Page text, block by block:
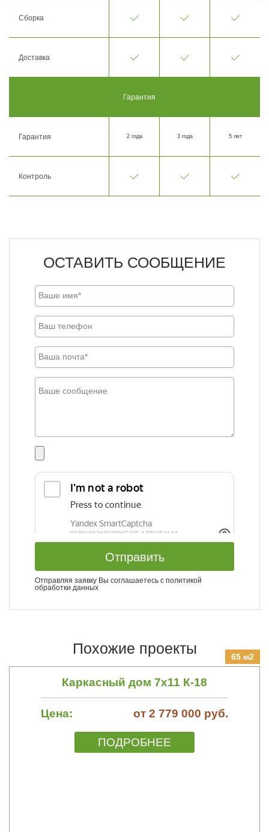
Сборка
Доставка
Гарантия
Гарантия 2 года 3 года 5 лет
Контроль
ОСТАВИТЬ СООБЩЕНИЕ
Отправить
Отправляя заявку Вы соглашаетесь с политикой
обработки данных
Похожие проекты 65 м2
Каркасный дом 7х11 К-18
Цена: от 2 779 000 руб.
ПОДРОБНЕЕ